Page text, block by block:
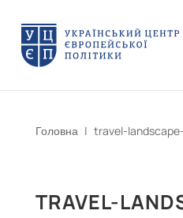
Головна | travel-landscape-
TRAVEL-